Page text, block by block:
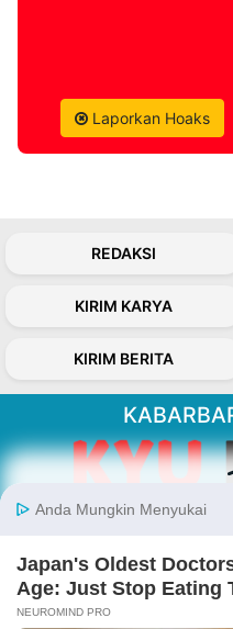
Laporkan Hoaks
REDAKSI
KIRIM KARYA
KIRIM BERITA
Kabarbaru.co
inspiratif